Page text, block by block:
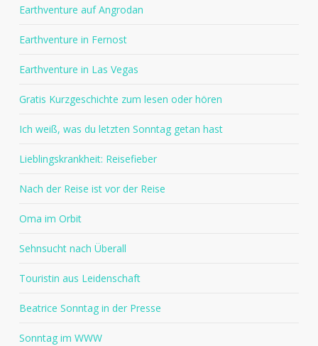
Earthventure auf Angrodan
Earthventure in Fernost
Earthventure in Las Vegas
Gratis Kurzgeschichte zum lesen oder hören
Ich weiß, was du letzten Sonntag getan hast
Lieblingskrankheit: Reisefieber
Nach der Reise ist vor der Reise
Oma im Orbit
Sehnsucht nach Überall
Touristin aus Leidenschaft
Beatrice Sonntag in der Presse
Sonntag im WWW